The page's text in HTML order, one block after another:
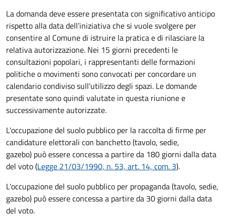
La domanda deve essere presentata con significativo anticipo
rispetto alla data dell’iniziativa che si vuole svolgere per
consentire al Comune di istruire la pratica e di rilasciare la
relativa autorizzazione. Nei 15 giorni precedenti le
consultazioni popolari, i rappresentanti delle formazioni
politiche o movimenti sono convocati per concordare un
calendario condiviso sull'utilizzo degli spazi. Le domande
presentate sono quindi valutate in questa riunione e
successivamente autorizzate.
L'occupazione del suolo pubblico per la raccolta di firme per
candidature elettorali con banchetto (tavolo, sedie,
gazebo) può essere concessa a partire da 180 giorni dalla data
del voto (Legge 21/03/1990, n. 53, art. 14, com. 3).
L'occupazione del suolo pubblico per propaganda (tavolo, sedie,
gazebo) può essere concessa a partire da 30 giorni dalla data
del voto.